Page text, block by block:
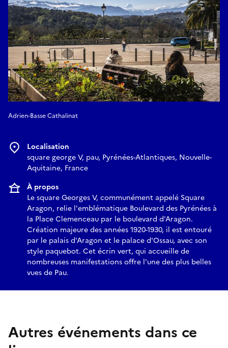
Adrien-Basse Cathalinat
Localisation
square george V, pau, Pyrénées-Atlantiques, Nouvelle-
Aquitaine, France
À propos
Le square Georges V, communément appelé Square
Aragon, relie l'emblématique Boulevard des Pyrénées à
la Place Clemenceau par le boulevard d'Aragon.
Création majeure des années 1920-1930, il est entouré
par le palais d'Aragon et le palace d'Ossau, avec son
style paquebot. Cet écrin vert, qui accueille de
nombreuses manifestations offre l'une des plus belles
vues de Pau.
Autres événements dans ce